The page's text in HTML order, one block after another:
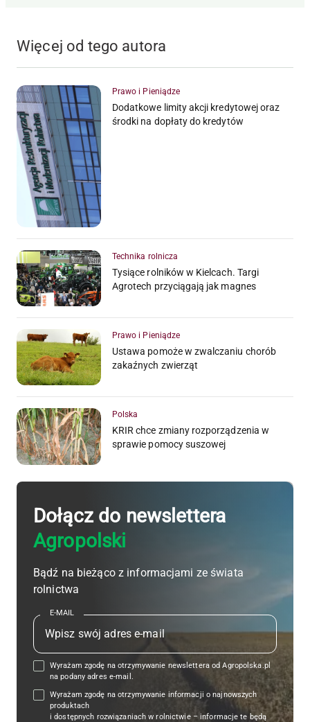
Więcej od tego autora
Prawo i Pieniądze
Dodatkowe limity akcji kredytowej oraz
środki na dopłaty do kredytów
Technika rolnicza
Tysiące rolników w Kielcach. Targi
Agrotech przyciągają jak magnes
Prawo i Pieniądze
Ustawa pomoże w zwalczaniu chorób
zakaźnych zwierząt
Polska
KRIR chce zmiany rozporządzenia w
sprawie pomocy suszowej
Dołącz do newslettera
Agropolski
Bądź na bieżąco z informacjami ze świata
rolnictwa
E-MAIL
Wyrażam zgodę na otrzymywanie newslettera od Agropolska.pl
na podany adres e-mail.
Wyrażam zgodę na otrzymywanie informacji o najnowszych
produktach
i dostępnych rozwiązaniach w rolnictwie – informacje te będą